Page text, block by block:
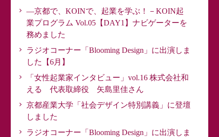
―京都で、KOINで、起業を学ぶ！－KOIN起
業プログラム Vol.05【DAY1】ナビゲーターを
務めました
ラジオコーナー「Blooming Design」に出演しま
した【6月】
「女性起業家インタビュー」vol.16 株式会社和
える 代表取締役 矢島里佳さん
京都産業大学「社会デザイン特別講義」に登壇
しました
ラジオコーナー「Blooming Design」に出演しま